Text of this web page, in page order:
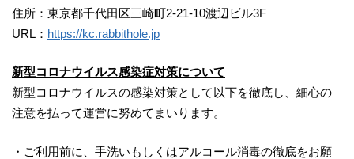
住所：東京都千代田区三崎町2-21-10渡辺ビル3F
URL： https://kc.rabbithole.jp
新型コロナウイルス感染症対策について
新型コロナウイルスの感染対策として以下を徹底し、細心の
注意を払って運営に努めてまいります。
・ご利用前に、手洗いもしくはアルコール消毒の徹底をお願